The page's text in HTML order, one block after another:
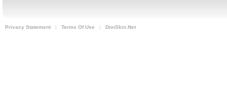
Privacy Statement | Terms Of Use | DnnSkin.Net